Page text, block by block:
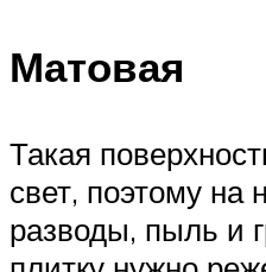
Матовая
Такая
свет, поэтому на
разводы, пыль и